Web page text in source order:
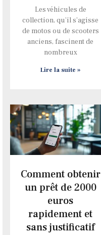
Les véhicules de
collection, qu’il s’agisse
de motos ou de scooters
anciens, fascinent de
nombreux
Lire la suite »
Comment obtenir
un prêt de 2000
euros
rapidement et
sans justificatif